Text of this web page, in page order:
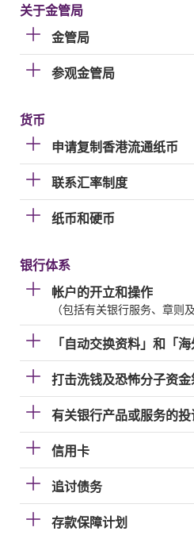
关于金管局
金管局
参观金管局
货币
申请复制香港流通纸币
联系汇率制度
纸币和硬币
银行体系
帐户的开立和操作
（包括有关银行服务、章则
「自动交换资料」和「
打击洗钱及恐怖分子资金
有关银行产品或服务的投
信用卡
追讨债务
存款保障计划